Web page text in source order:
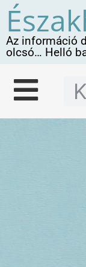
Az információ
olcsó… Helló